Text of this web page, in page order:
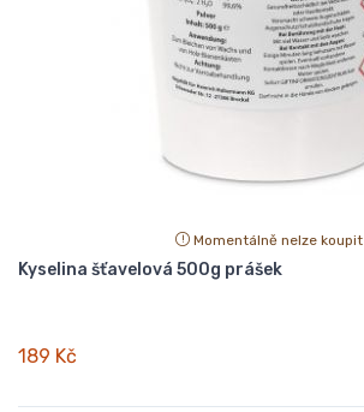
Momentálně nelze koupit
Kyselina šťavelová 500g prášek
189 Kč